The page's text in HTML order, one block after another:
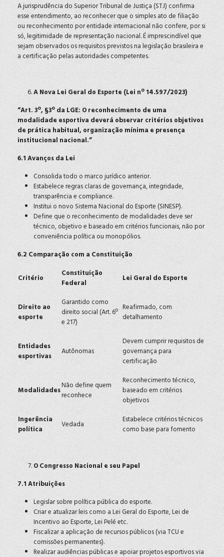
A jurisprudência do Superior Tribunal de Justiça (STJ) confirma
esse entendimento, ao reconhecer que o simples ato de filiação
ou reconhecimento por entidade internacional não confere, por si
só, legitimidade de representação nacional. É imprescindível que
sejam observados os requisitos previstos na legislação brasileira e
a certificação pelas autoridades competentes.
A Nova Lei Geral do Esporte (Lei nº 14.597/2023)
“Art. 3º, §3º da LGE: O reconhecimento de uma
modalidade esportiva deverá observar critérios objetivos
de prática habitual, organização mínima e presença
institucional nacional.”
6.1 Avanços da Lei
Consolida todo o marco jurídico anterior.
Estabelece regras claras de governança, integridade,
transparência e compliance.
Institui o novo Sistema Nacional do Esporte (SINESP).
Define que o reconhecimento de modalidades deve ser
técnico, objetivo e baseado em critérios funcionais, não por
conveniência política ou monopólios.
6.2 Comparação com a Constituição
Critério
Constituição
Federal
Lei Geral do Esporte
Direito ao
esporte
Garantido como
direito social (Art. 6º
e 217)
Reafirmado, com
detalhamento
Entidades
esportivas
Autônomas
Devem cumprir requisitos de
governança para
certificação
ModalidadesNão define quem
reconhece
Reconhecimento técnico,
baseado em critérios
objetivos
Ingerência
política
Vedada
Estabelece critérios técnicos
como base para fomento
O Congresso Nacional e seu Papel
7.1 Atribuições
Legislar sobre política pública do esporte.
Criar e atualizar leis como a Lei Geral do Esporte, Lei de
Incentivo ao Esporte, Lei Pelé etc.
Fiscalizar a aplicação de recursos públicos (via TCU e
comissões permanentes).
Realizar audiências públicas e apoiar projetos esportivos via